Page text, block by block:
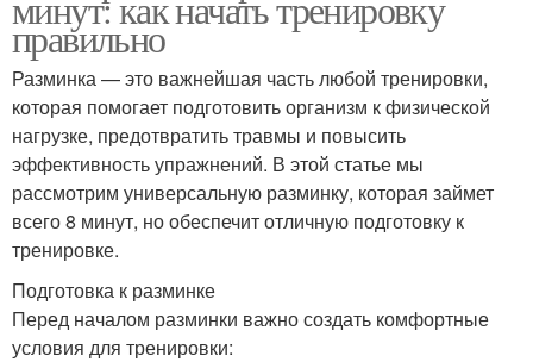
правильно
Разминка — это важнейшая часть любой тренировки,
которая помогает подготовить организм к физической
нагрузке, предотвратить травмы и повысить
эффективность упражнений. В этой статье мы
рассмотрим универсальную разминку, которая займет
всего 8 минут, но обеспечит отличную подготовку к
тренировке.
Подготовка к разминке
Перед началом разминки важно создать комфортные
условия для тренировки: